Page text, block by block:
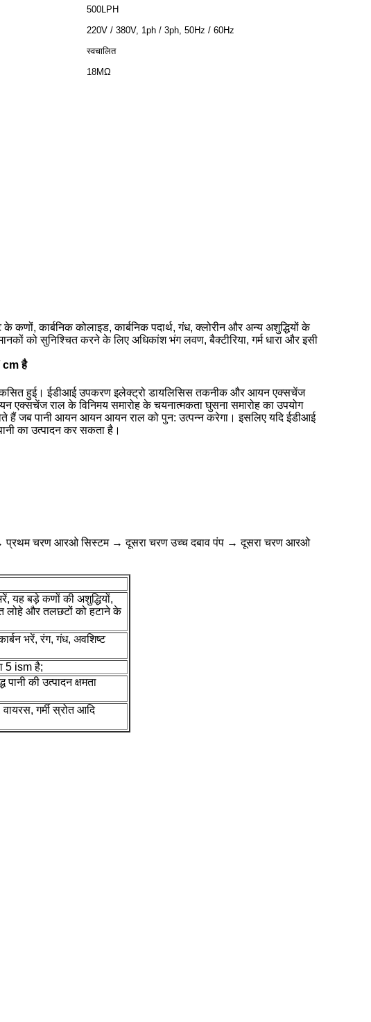
500LPH
220V / 380V, 1ph / 3ph, 50Hz / 60Hz
स्वचालित
18MΩ
कार्बनिक कोलाइड, कार्बनिक पदार्थ, गंध, क्लोरीन और अन्य अशुद्धियों के
को सुनिश्चित करने के लिए अधिकांश भंग लवण, बैक्टीरिया, गर्म धारा और इसी
cm है
हुई। ईडीआई उपकरण इलेक्ट्रो डायलिसिस तकनीक और आयन एक्सचेंज
राल के विनिमय समारोह के चयनात्मकता घुसना समारोह का उपयोग
हैं जब पानी आयन आयन आयन राल को पुन: उत्पन्न करेगा। इसलिए यदि ईडीआई
का उत्पादन कर सकता है।
→ प्रथम चरण आरओ सिस्टम → दूसरा चरण उच्च दबाव पंप → दूसरा चरण आरओ
यह बड़े कणों की अशुद्धियों,
लोहे और तलछटों को हटाने के
भरें, रंग, गंध, अवशिष्ट
5 ism है;
की उत्पादन क्षमता
गर्मी स्रोत आदि